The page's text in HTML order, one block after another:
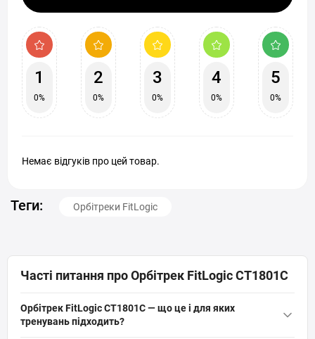
1
0%
2
0%
3
0%
4
0%
5
0%
Немає відгуків про цей товар.
Теги: Орбітреки FitLogic
Часті питання про Орбітрек FitLogic CT1801C
Орбітрек FitLogic CT1801C — що це і для яких
тренувань підходить?